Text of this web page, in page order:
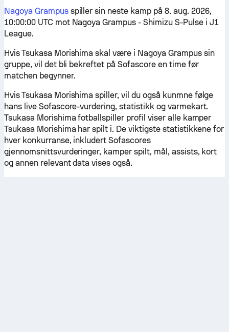
Nagoya Grampusspiller sin neste kamp på 8. aug. 2026,
10:00:00 UTC mot Nagoya Grampus - Shimizu S-Pulse i J1
League.
Hvis Tsukasa Morishima skal være i Nagoya Grampus sin
gruppe, vil det bli bekreftet på Sofascore en time før
matchen begynner.
Hvis Tsukasa Morishima spiller, vil du også kunmne følge
hans live Sofascore-vurdering, statistikk og varmekart.
Tsukasa Morishima fotballspiller profil viser alle kamper
Tsukasa Morishima har spilt i. De viktigste statistikkene for
hver konkurranse, inkludert Sofascores
gjennomsnittsvurderinger, kamper spilt, mål, assists, kort
og annen relevant data vises også.